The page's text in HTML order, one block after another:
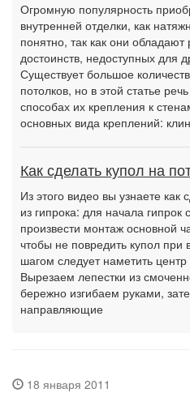
Огромную популярность
внутренней отделки, как
понятно, так как они
достоинств, недоступных для
Существует большое
потолков, но в этой статье
способах их крепления к
основных вида креплений:
Как сделать купол на
Из этого видео вы узнаете как
из гипрока: для начала гипрок
произвести монтаж основной
чтобы не повредить купол
шагом следует наметить
Вырезаем лепестки из
бережно изгибаем руками,
направляющие
18 января 2011